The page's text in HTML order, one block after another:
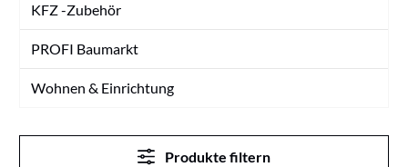
KFZ -Zubehör
PROFI Baumarkt
Wohnen & Einrichtung
Produkte filtern